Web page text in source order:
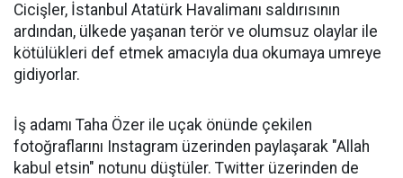
Cicişler, İstanbul Atatürk Havalimanı saldırısının
ardından, ülkede yaşanan terör ve olumsuz olaylar ile
kötülükleri def etmek amacıyla dua okumaya umreye
gidiyorlar.
İş adamı Taha Özer ile uçak önünde çekilen
fotoğraflarını Instagram üzerinden paylaşarak "Allah
kabul etsin" notunu düştüler. Twitter üzerinden de